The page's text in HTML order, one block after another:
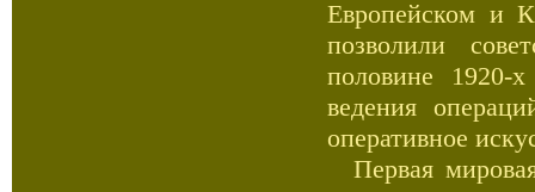
Европейском и
позволили
половине 1920-
ведения
оперативное
Первая